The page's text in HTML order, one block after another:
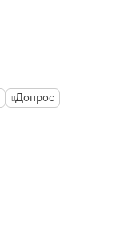
Допрос